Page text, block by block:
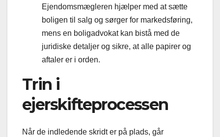
Ejendomsmægleren hjælper med at sætte
boligen til salg og sørger for markedsføring,
mens en boligadvokat kan bistå med de
juridiske detaljer og sikre, at alle papirer og
aftaler er i orden.
Trin i
ejerskifteprocessen
Når de indledende skridt er på plads, går